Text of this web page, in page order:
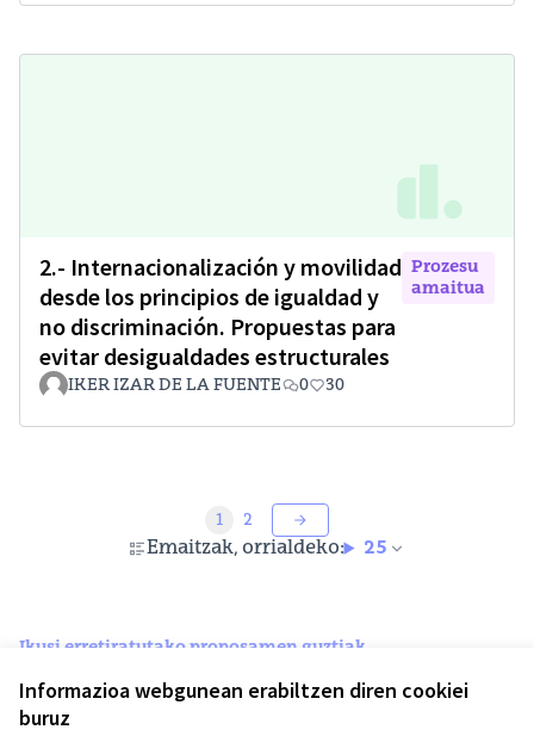
Informazioa webgunean erabiltzen diren cookiei
buruz
2.- Internacionalización y movilidad
desde los principios de igualdad y
no discriminación. Propuestas para
evitar desigualdades estructurales
Prozesu
amaitua
IKER IZAR DE LA FUENTE 0 30
Emaitzak, orrialdeko: 25
1 2
Ikusi erretiratutako proposamen guztiak
Printzipioak eta erabilera-arauak